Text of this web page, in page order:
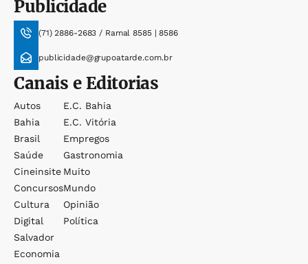
Publicidade
(71) 2886-2683 / Ramal 8585 | 8586
publicidade@grupoatarde.com.br
Canais e Editorias
Autos
Bahia
Brasil
Saúde
Cineinsite
Concursos
Cultura
Digital
Salvador
Economia
E.c. Bahia
E.c. Vitória
Empregos
Gastronomia
Muito
Mundo
Opinião
Política